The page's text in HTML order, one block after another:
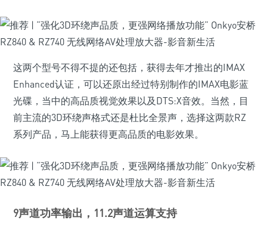
这两个型号不得不提的还包括，获得去年才推出的IMAX
Enhanced认证，可以还原出经过特别制作的IMAX电影蓝
光碟，当中的高品质视觉效果以及DTS:X音效。当然，目
前主流的3D环绕声格式还是杜比全景声，选择这两款RZ
系列产品，马上能获得更高品质的电影效果。
9声道功率输出，11.2声道运算支持